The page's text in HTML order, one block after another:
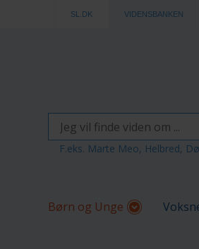
SL.DK VIDENSBANKEN
F.eks. Marte Meo, Helbred,
Børn og Unge